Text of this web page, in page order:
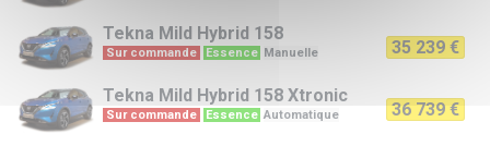
Tekna Mild Hybrid 158
Sur commande Essence Manuelle 35 239 €
Tekna Mild Hybrid 158 Xtronic
Sur commande Essence Automatique 36 739 €